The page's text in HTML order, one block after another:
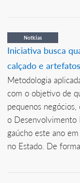
Notícias
Iniciativa busca
calçado e
Metodologia
com o objetivo de
pequenos
o Desenvolvimento
gaúcho este ano
no Estado. De